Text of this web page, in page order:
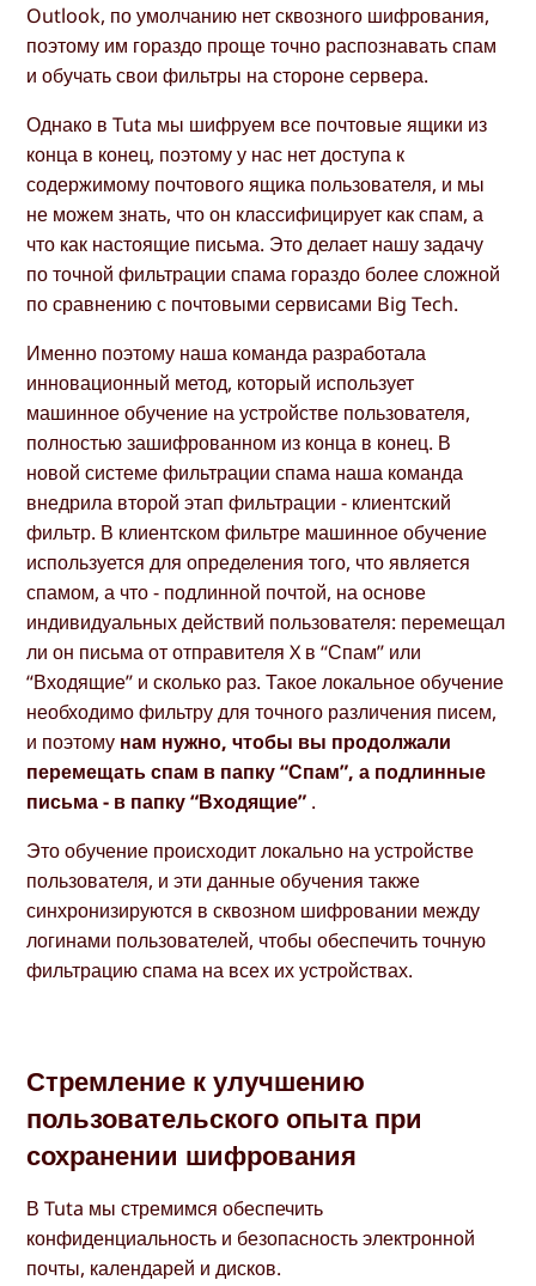
Outlook, по умолчанию нет сквозного шифрования,
поэтому им гораздо проще точно распознавать спам
и обучать свои фильтры на стороне сервера.
Однако в Tuta мы шифруем все почтовые ящики из
конца в конец, поэтому у нас нет доступа к
содержимому почтового ящика пользователя, и мы
не можем знать, что он классифицирует как спам, а
что как настоящие письма. Это делает нашу задачу
по точной фильтрации спама гораздо более сложной
по сравнению с почтовыми сервисами Big Tech.
Именно поэтому наша команда разработала
инновационный метод, который использует
машинное обучение на устройстве пользователя,
полностью зашифрованном из конца в конец. В
новой системе фильтрации спама наша команда
внедрила второй этап фильтрации - клиентский
фильтр. В клиентском фильтре машинное обучение
используется для определения того, что является
спамом, а что - подлинной почтой, на основе
индивидуальных действий пользователя: перемещал
ли он письма от отправителя X в “Спам” или
“Входящие” и сколько раз. Такое локальное обучение
необходимо фильтру для точного различения писем,
и поэтому нам нужно, чтобы вы продолжали
перемещать спам в папку “Спам”, а подлинные
письма - в папку “Входящие” .
Это обучение происходит локально на устройстве
пользователя, и эти данные обучения также
синхронизируются в сквозном шифровании между
логинами пользователей, чтобы обеспечить точную
фильтрацию спама на всех их устройствах.
Стремление к улучшению
пользовательского опыта при
сохранении шифрования
В Tuta мы стремимся обеспечить
конфиденциальность и безопасность электронной
почты, календарей и дисков.